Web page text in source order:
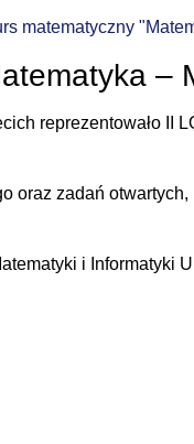
matematyczny
–
reprezentowało II
oraz zadań
i Informatyki